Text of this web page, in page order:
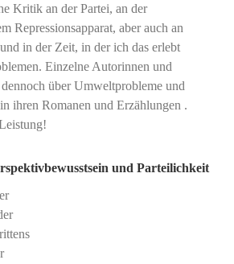
Kritik an der Partei, an der
Repressionsapparat, aber auch an
in der Zeit, in der ich das erlebt
Einzelne Autorinnen und
über Umweltprobleme und
ihren Romanen und Erzählungen .
und Parteilichkeit